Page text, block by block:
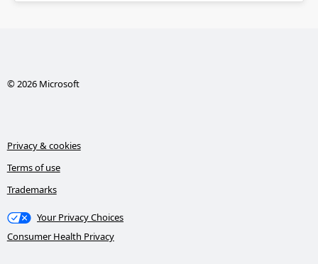
© 2026 Microsoft
Privacy & cookies
Terms of use
Trademarks
Your Privacy Choices
Consumer Health Privacy